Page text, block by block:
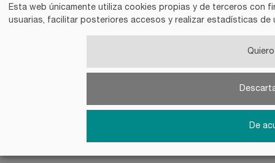
Esta web únicamente utiliza cookies propias y de terceros con
usuarias, facilitar posteriores accesos y realizar estadísticas
De